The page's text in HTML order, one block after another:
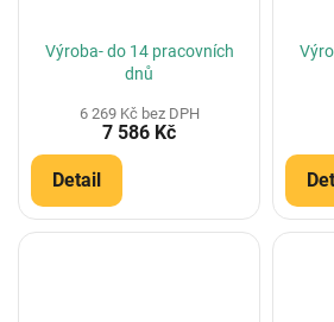
Výroba- do 14 pracovních
dnů
6 269 Kč bez DPH
7 586 Kč
Detail